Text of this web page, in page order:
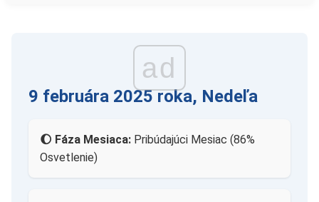
ad
9 februára 2025 roka, Nedeľa
🌔 Fáza Mesiaca: Pribúdajúci Mesiac (86%
Osvetlenie)